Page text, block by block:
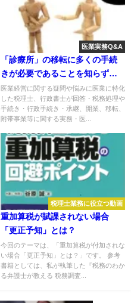
医業実務Q&A
「診療所」の移転に多くの手続
きが必要であることを知らずに
移転が大幅に遅れた事例
医業経営に関する疑問や悩みに医業に特化
した税理士、行政書士が回答・税務処理や
手続き・行政手続き・承継、開業、移転、
附帯事業等に関する実務・医...
税理士業務に役立つ動画
重加算税が賦課されない場合
「更正予知」とは？
今回のテーマは、「重加算税が付加されな
い場合「更正予知」とは？」です。 参考
書籍としては、私が執筆した『税務のわか
る弁護士が教える 税務調査...